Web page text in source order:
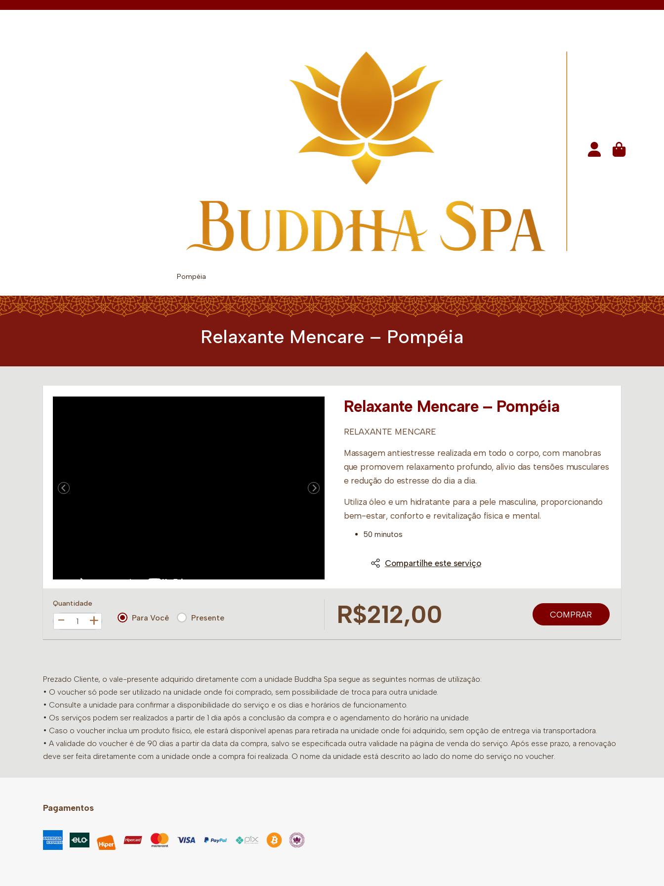
Pompéia
Relaxante Mencare – Pompéia
Relaxante Mencare – Pompéia
RELAXANTE MENCARE
Massagem antiestresse realizada em todo o corpo, com manobras
que promovem relaxamento profundo, alívio das tensões musculares
e redução do estresse do dia a dia.
Utiliza óleo e um hidratante para a pele masculina, proporcionando
bem-estar, conforto e revitalização física e mental.
50 minutos
Compartilhe este serviço
Quantidade
+ Para Você Presente R$212,00 COMPRAR
Prezado Cliente, o vale-presente adquirido diretamente com a unidade Buddha Spa segue as seguintes normas de utilização:
• O voucher só pode ser utilizado na unidade onde foi comprado, sem possibilidade de troca para outra unidade.
• Consulte a unidade para confirmar a disponibilidade do serviço e os dias e horários de funcionamento.
• Os serviços podem ser realizados a partir de 1 dia após a conclusão da compra e o agendamento do horário na unidade.
• Caso o voucher inclua um produto físico, ele estará disponível apenas para retirada na unidade onde foi adquirido, sem opção de entrega via transportadora.
• A validade do voucher é de 90 dias a partir da data da compra, salvo se especificada outra validade na página de venda do serviço. Após esse prazo, a renovação
deve ser feita diretamente com a unidade onde a compra foi realizada. O nome da unidade está descrito ao lado do nome do serviço no voucher.
Pagamentos